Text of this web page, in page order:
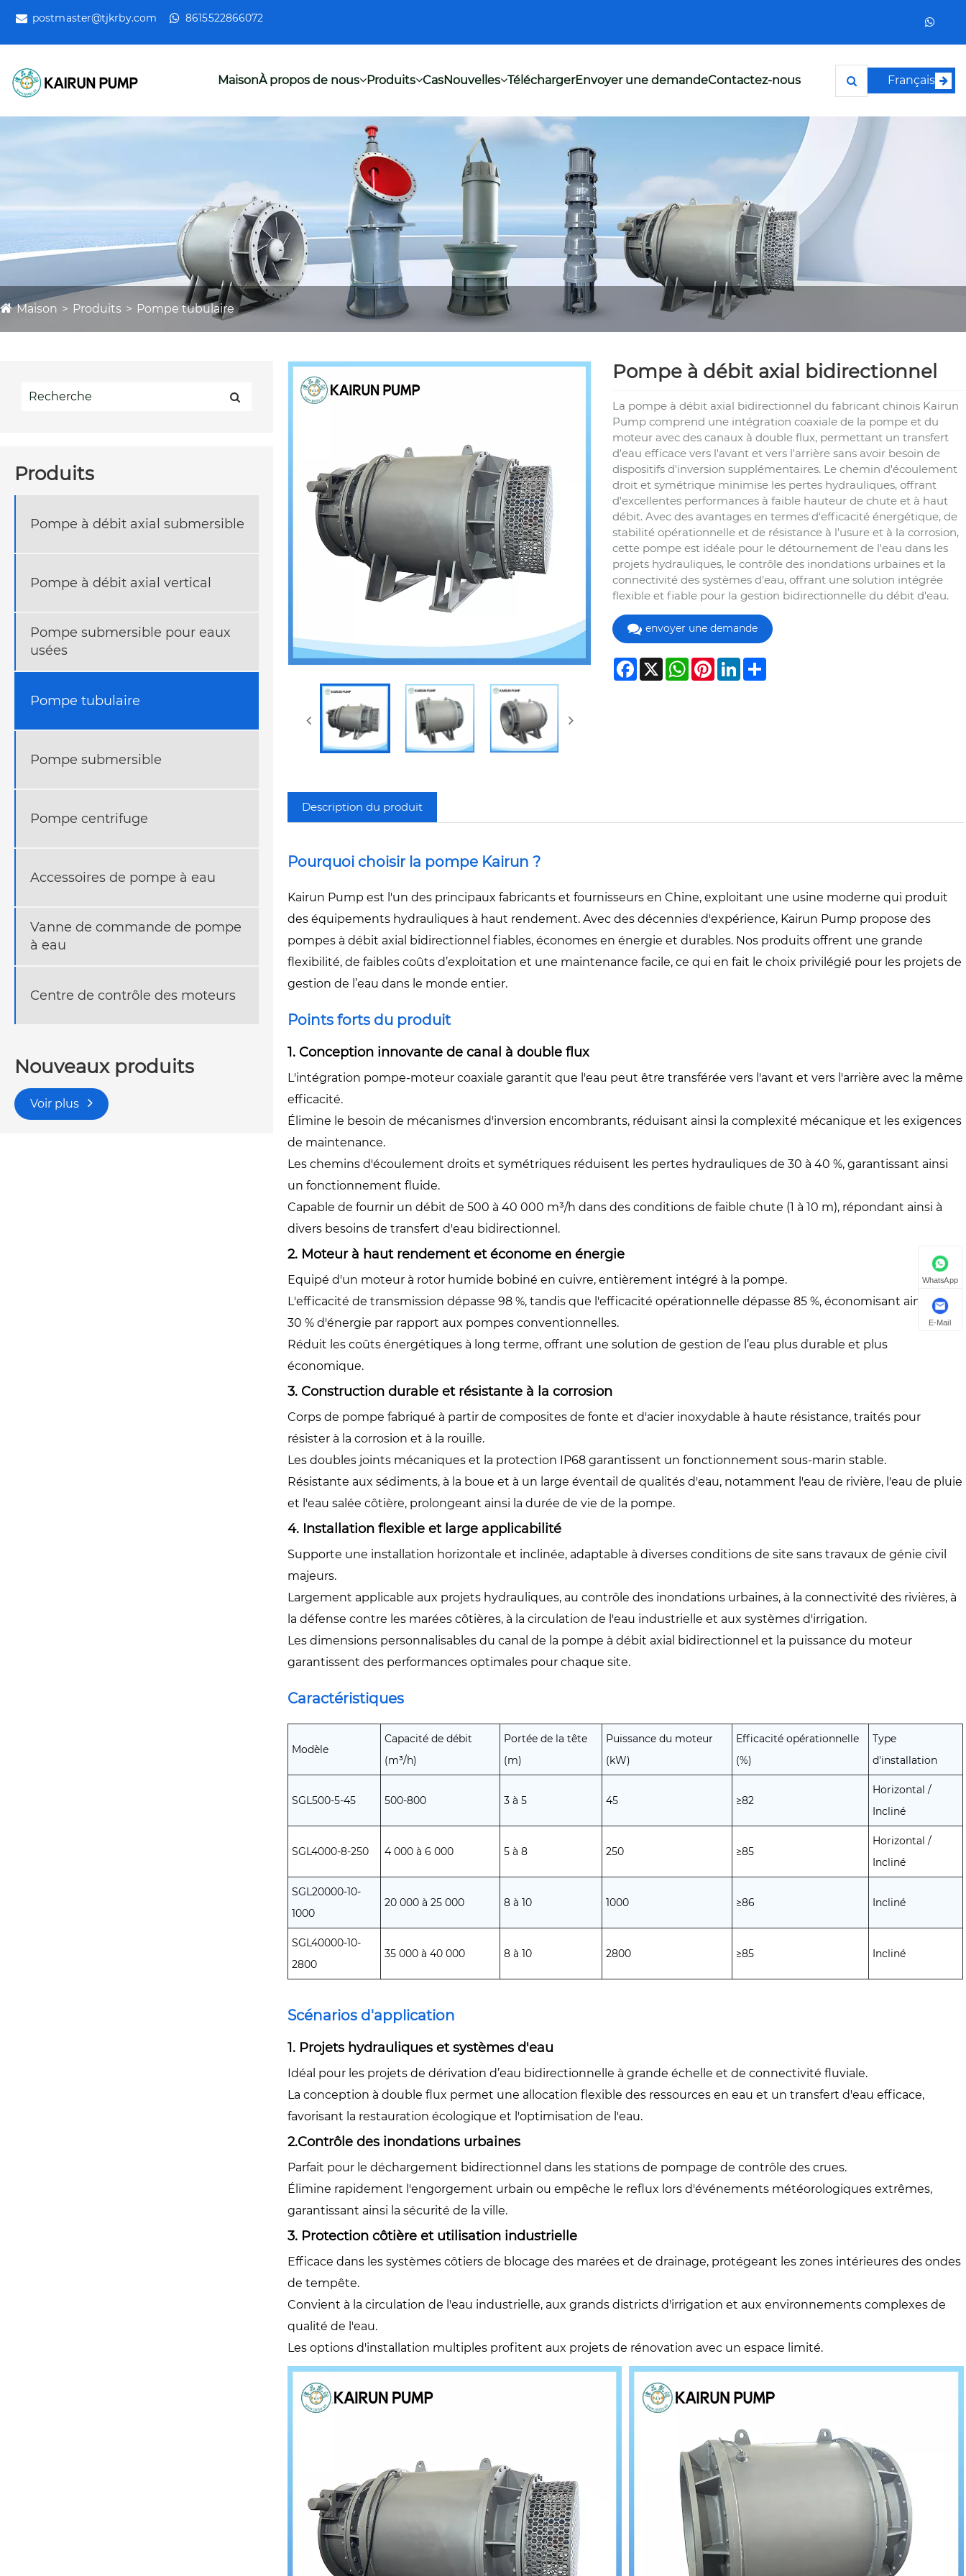
postmaster@tjkrby.com 8615522866072
MaisonÀ propos de nous Produits CasNouvelles TéléchargerEnvoyer une demandeContactez-nous Français
Maison Produits Pompe tubulaire
Produits
Pompe à débit axial submersible
Pompe à débit axial vertical
Pompe submersible pour eaux
usées
Pompe tubulaire
Pompe submersible
Pompe centrifuge
Accessoires de pompe à eau
Vanne de commande de pompe
à eau
Centre de contrôle des moteurs
Nouveaux produits
Voir plus
Pompe à débit axial bidirectionnel
La pompe à débit axial bidirectionnel du fabricant chinois Kairun
Pump comprend une intégration coaxiale de la pompe et du
moteur avec des canaux à double flux, permettant un transfert
d'eau efficace vers l'avant et vers l'arrière sans avoir besoin de
dispositifs d'inversion supplémentaires. Le chemin d'écoulement
droit et symétrique minimise les pertes hydrauliques, offrant
d'excellentes performances à faible hauteur de chute et à haut
débit. Avec des avantages en termes d'efficacité énergétique, de
stabilité opérationnelle et de résistance à l'usure et à la corrosion,
cette pompe est idéale pour le détournement de l'eau dans les
projets hydrauliques, le contrôle des inondations urbaines et la
connectivité des systèmes d'eau, offrant une solution intégrée
flexible et fiable pour la gestion bidirectionnelle du débit d'eau.
envoyer une demande
Facebook
X WhatsApp
PinterestLinkedIn
Share
Description du produit
Pourquoi choisir la pompe Kairun ?
Kairun Pump est l'un des principaux fabricants et fournisseurs en Chine, exploitant une usine moderne qui produit
des équipements hydrauliques à haut rendement. Avec des décennies d'expérience, Kairun Pump propose des
pompes à débit axial bidirectionnel fiables, économes en énergie et durables. Nos produits offrent une grande
flexibilité, de faibles coûts d’exploitation et une maintenance facile, ce qui en fait le choix privilégié pour les projets de
gestion de l’eau dans le monde entier.
Points forts du produit
1. Conception innovante de canal à double flux
L'intégration pompe-moteur coaxiale garantit que l'eau peut être transférée vers l'avant et vers l'arrière avec la même
efficacité.
Élimine le besoin de mécanismes d'inversion encombrants, réduisant ainsi la complexité mécanique et les exigences
de maintenance.
Les chemins d'écoulement droits et symétriques réduisent les pertes hydrauliques de 30 à 40 %, garantissant ainsi
un fonctionnement fluide.
Capable de fournir un débit de 500 à 40 000 m³/h dans des conditions de faible chute (1 à 10 m), répondant ainsi à
divers besoins de transfert d'eau bidirectionnel.
2. Moteur à haut rendement et économe en énergie
Equipé d'un moteur à rotor humide bobiné en cuivre, entièrement intégré à la pompe.
L'efficacité de transmission dépasse 98 %, tandis que l'efficacité opérationnelle dépasse 85 %, économisant ainsi 20 à
30 % d'énergie par rapport aux pompes conventionnelles.
Réduit les coûts énergétiques à long terme, offrant une solution de gestion de l’eau plus durable et plus
économique.
3. Construction durable et résistante à la corrosion
Corps de pompe fabriqué à partir de composites de fonte et d'acier inoxydable à haute résistance, traités pour
résister à la corrosion et à la rouille.
Les doubles joints mécaniques et la protection IP68 garantissent un fonctionnement sous-marin stable.
Résistante aux sédiments, à la boue et à un large éventail de qualités d'eau, notamment l'eau de rivière, l'eau de pluie
et l'eau salée côtière, prolongeant ainsi la durée de vie de la pompe.
4. Installation flexible et large applicabilité
Supporte une installation horizontale et inclinée, adaptable à diverses conditions de site sans travaux de génie civil
majeurs.
Largement applicable aux projets hydrauliques, au contrôle des inondations urbaines, à la connectivité des rivières, à
la défense contre les marées côtières, à la circulation de l'eau industrielle et aux systèmes d'irrigation.
Les dimensions personnalisables du canal de la pompe à débit axial bidirectionnel et la puissance du moteur
garantissent des performances optimales pour chaque site.
Caractéristiques
Modèle
Capacité de débit
(m³/h)
Portée de la tête
(m)
Puissance du moteur
(kW)
Efficacité opérationnelle
(%)
Type
d'installation
SGL500-5-45 500-800 3 à 5 45 ≥82
Horizontal /
Incliné
SGL4000-8-250 4 000 à 6 000 5 à 8 250 ≥85
Horizontal /
Incliné
SGL20000-10-
1000
20 000 à 25 000 8 à 10 1000 ≥86 Incliné
SGL40000-10-
2800
35 000 à 40 000 8 à 10 2800 ≥85 Incliné
Scénarios d'application
1. Projets hydrauliques et systèmes d'eau
Idéal pour les projets de dérivation d’eau bidirectionnelle à grande échelle et de connectivité fluviale.
La conception à double flux permet une allocation flexible des ressources en eau et un transfert d'eau efficace,
favorisant la restauration écologique et l'optimisation de l'eau.
2.Contrôle des inondations urbaines
Parfait pour le déchargement bidirectionnel dans les stations de pompage de contrôle des crues.
Élimine rapidement l'engorgement urbain ou empêche le reflux lors d'événements météorologiques extrêmes,
garantissant ainsi la sécurité de la ville.
3. Protection côtière et utilisation industrielle
Efficace dans les systèmes côtiers de blocage des marées et de drainage, protégeant les zones intérieures des ondes
de tempête.
Convient à la circulation de l'eau industrielle, aux grands districts d'irrigation et aux environnements complexes de
qualité de l'eau.
Les options d'installation multiples profitent aux projets de rénovation avec un espace limité.
WhatsApp
E-Mail